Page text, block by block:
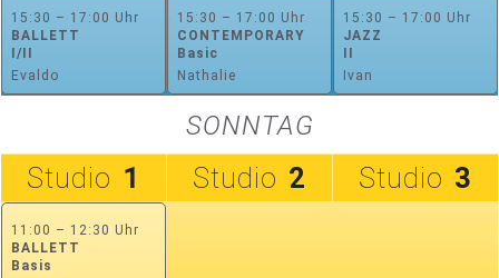
15:30 – 17:00 Uhr
BALLETT
I/II
Evaldo
15:30 – 17:00 Uhr
CONTEMPORARY
Basic
Nathalie
15:30 – 17:00 Uhr
JAZZ
II
Ivan
SONNTAG
Studio 1
11:00 – 12:30 Uhr
BALLETT
Basis
Studio 2 Studio 3